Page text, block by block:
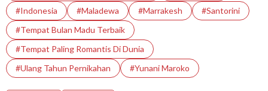
#indonesia
#Maladewa #Marrakesh
#Santorini
#Tempat Bulan Madu Terbaik
#Tempat Paling Romantis Di Dunia
#Ulang Tahun Pernikahan
#Yunani Maroko